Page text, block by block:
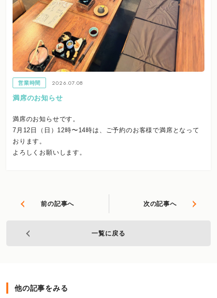
営業時間
2026.07.08
満席のお知らせ
満席のお知らせです。
7月12日（日）12時〜14時は、ご予約のお客様で満席となって
おります。
よろしくお願いします。
前の記事へ 次の記事へ
一覧に戻る
他の記事をみる